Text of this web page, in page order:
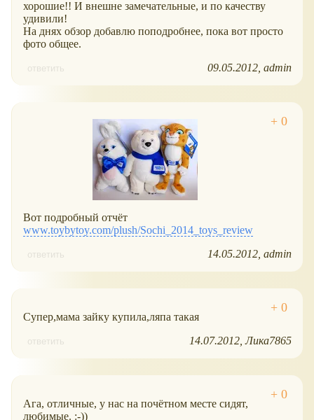
хорошие!! И внешне замечательные, и по качеству
удивили!
На днях обзор добавлю поподробнее, пока вот просто
фото общее.
ответить 09.05.2012 admin
Вот подробный отчёт
www.toybytoy.com/plush/Sochi_2014_toys_review
ответить 14.05.2012 admin
Супер,мама зайку купила,ляпа такая
ответить 14.07.2012 Лика7865
Ага, отличные, у нас на почётном месте сидят,
любимые. :-))